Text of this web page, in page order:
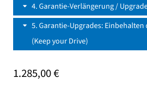
4 Garantie-Verlängerung /
5 Garantie-Upgrades: Einbehalten
(Keep your Drive)
1.285,00€